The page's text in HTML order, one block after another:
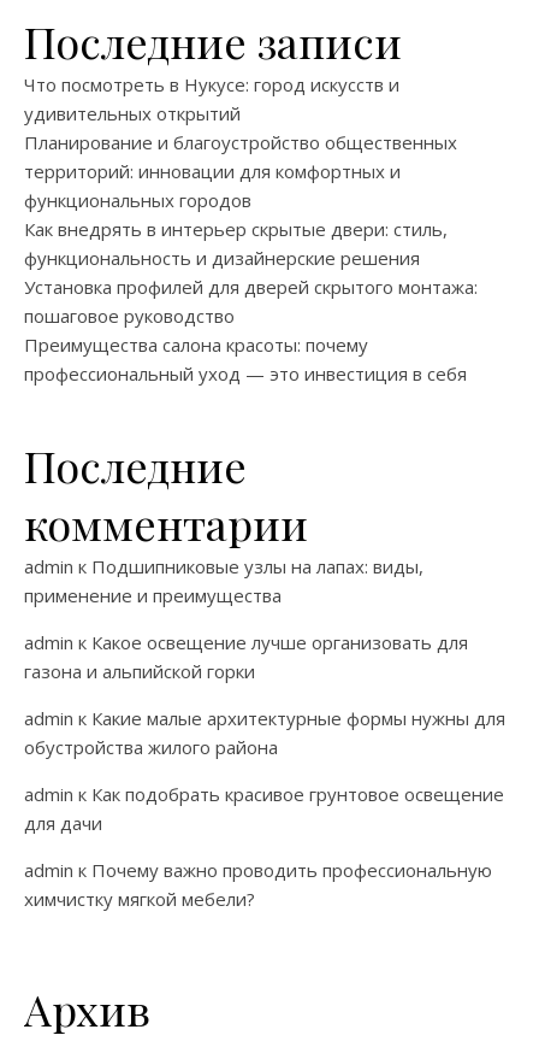
Последние записи
Что посмотреть в Нукусе: город искусств и
удивительных открытий
Планирование и благоустройство общественных
территорий: инновации для комфортных и
функциональных городов
Как внедрять в интерьер скрытые двери: стиль,
функциональность и дизайнерские решения
Установка профилей для дверей скрытого монтажа:
пошаговое руководство
Преимущества салона красоты: почему
профессиональный уход — это инвестиция в себя
Последние
комментарии
admin к Подшипниковые узлы на лапах: виды,
применение и преимущества
admin к Какое освещение лучше организовать для
газона и альпийской горки
admin к Какие малые архитектурные формы нужны для
обустройства жилого района
admin к Как подобрать красивое грунтовое освещение
для дачи
admin к Почему важно проводить профессиональную
химчистку мягкой мебели?
Архив